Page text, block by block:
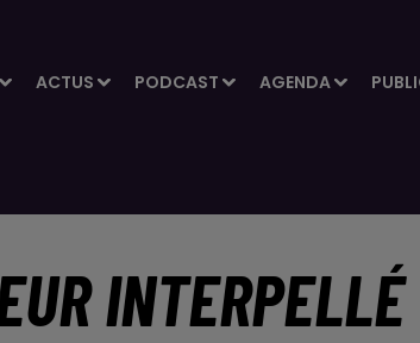
ACTUS PODCAST AGENDA